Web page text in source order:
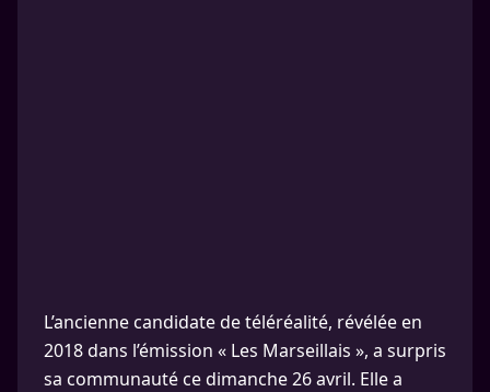
L’ancienne candidate de téléréalité, révélée en
2018 dans l’émission « Les Marseillais », a surpris
sa communauté ce dimanche 26 avril. Elle a